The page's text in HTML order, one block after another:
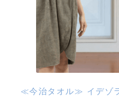
≪今治タオル≫ イデゾ